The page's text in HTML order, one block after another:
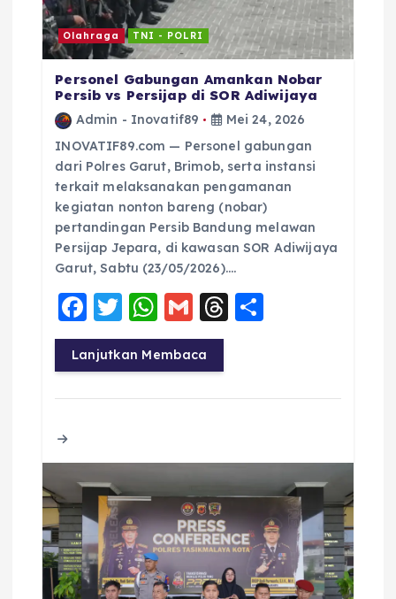
o
s
Olahraga TNI - POLRI
Personel Gabungan Amankan Nobar
Persib vs Persijap di SOR Adiwijaya
Admin - Inovatif89
Mei 24, 2026
INOVATIF89.com — Personel gabungan
dari Polres Garut, Brimob, serta instansi
terkait melaksanakan pengamanan
kegiatan nonton bareng (nobar)
pertandingan Persib Bandung melawan
Persijap Jepara, di kawasan SOR Adiwijaya
Garut, Sabtu (23/05/2026)….
F
a
c
e
o
k
T
w
it
te
W
h
a
ts
p
G
m
ai
l
T
a re
Lanjutkan Membaca